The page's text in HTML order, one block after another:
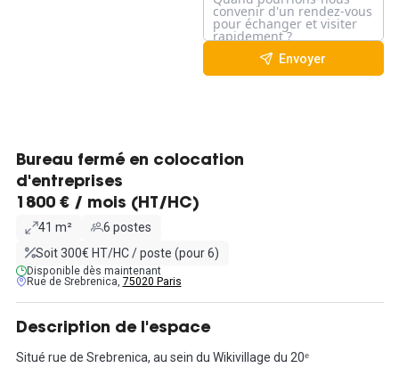
Envoyer
Bureau fermé en colocation
d'entreprises
1800 € / mois (HT/HC)
41 m²
6 postes
Soit 300€ HT/HC / poste (pour 6)
Disponible dès maintenant
Rue de Srebrenica, 75020 Paris
Description de l'espace
Situé rue de Srebrenica, au sein du Wikivillage du 20ᵉ